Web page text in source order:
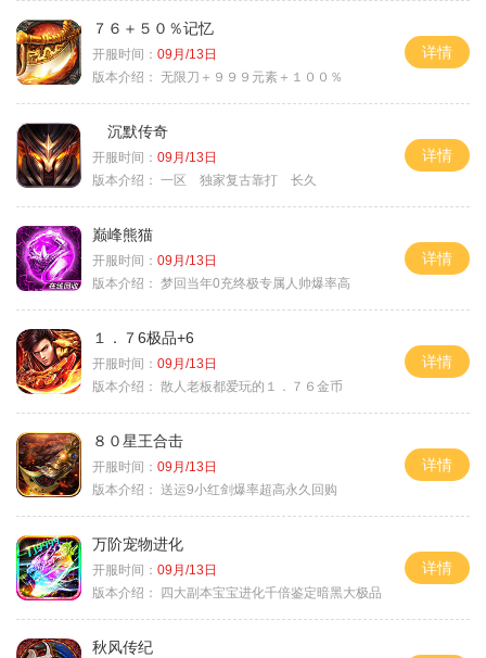
７６＋５０％记忆
开服时间： 09月/13日
版本介绍： 无限刀＋９９９元素＋１００％
详情
沉默传奇
开服时间： 09月/13日
版本介绍： 一区 独家复古靠打 长久
详情
巅峰熊猫
开服时间： 09月/13日
版本介绍： 梦回当年0充终极专属人帅爆率高
详情
１．７6极品+6
开服时间： 09月/13日
版本介绍： 散人老板都爱玩的１．７６金币
详情
８０星王合击
开服时间： 09月/13日
版本介绍： 送运9小红剑爆率超高永久回购
详情
万阶宠物进化
开服时间： 09月/13日
版本介绍：
四大副本宝宝进化千倍鉴定暗黑大极品
详情
秋风传纪